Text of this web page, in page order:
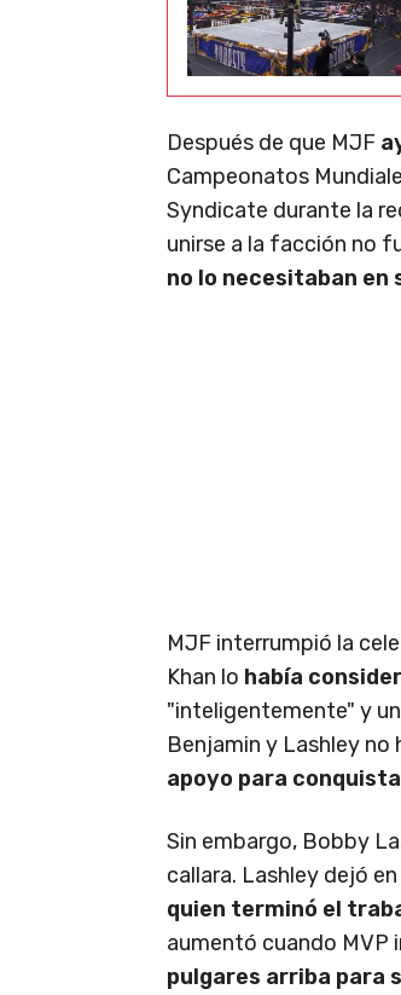
Después de que MJF
Campeonatos
Syndicate durante la
unirse a la facción no
no lo necesitaban en
MJF interrumpió la
Khan lo había
"inteligentemente" y
Benjamin y Lashley no
apoyo para
Sin embargo, Bobby
callara. Lashley dejó
quien terminó el
aumentó cuando MVP
pulgares arriba para